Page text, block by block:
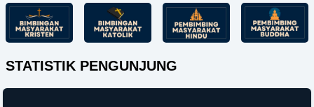
STATISTIK PENGUNJUNG